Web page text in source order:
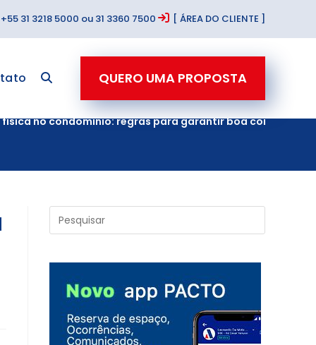
31 3218 5000 ou 31 3360 7500 [ ÁREA DO CLIENTE ]
QUERO UMA PROPOSTA
no condomínio: regras para garantir boa convivência